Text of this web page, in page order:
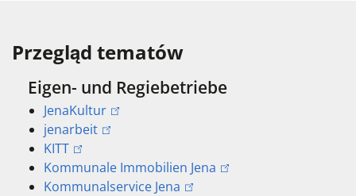
Przegląd tematów
Eigen- und Regiebetriebe
JenaKultur
jenarbeit
KITT
Kommunale Immobilien Jena
Kommunalservice Jena